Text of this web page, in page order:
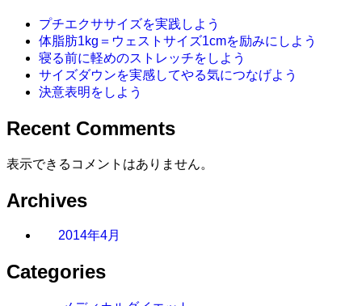
プチエクササイズを実践しよう
体脂肪1kg＝ウェストサイズ1cmを励みにしよう
寝る前に軽めのストレッチをしよう
サイズダウンを実感してやる気につなげよう
決意表明をしよう
Recent Comments
表示できるコメントはありません。
Archives
2014年4月
Categories